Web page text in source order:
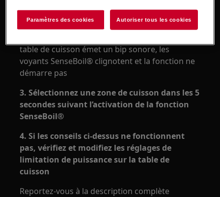
Si toutes les zones de cuisson sont déjà utilisées
table de cuisson émet un bip sonore, les
voyants SenseBoil® clignotent et la fonction ne
démarre pas
3. Sélectionnez une zone de cuisson dans les 5
secondes suivant l’activation de la fonction
SenseBoil®
4. Si les conseils ci-dessus ne fonctionnent
pas, vérifiez et modifiez les réglages de
limitation de puissance sur la table de
cuisson
Reportez-vous à la description complète
Paramètres des cookies Autoriser tous les cookies